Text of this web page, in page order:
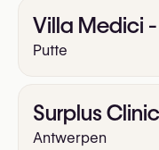
Villa Medici
Putte
Surplus
Antwerpen